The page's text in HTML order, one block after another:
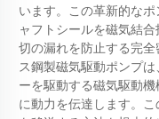
います。この革新的な
ャフトシールを磁気結
切の漏れを防止する完
ス鋼製磁気駆動ポンプ
ーを駆動する磁気駆動
に動力を伝達します。